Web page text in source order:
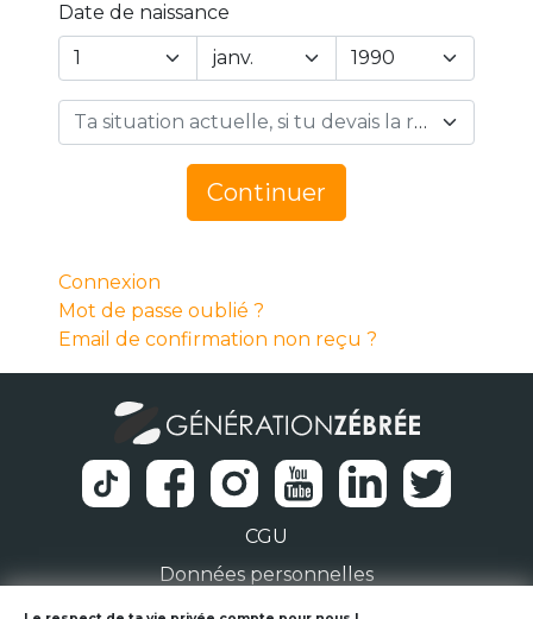
Date de naissance
Year
Day
Ta situation actuelle, si tu devais la résumer en 1 mot… *
Continuer
Connexion
Mot de passe oublié ?
Email de confirmation non reçu ?
CGU
Données personnelles